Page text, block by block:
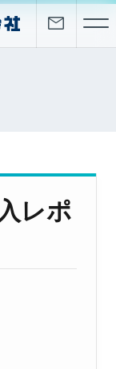
レポ